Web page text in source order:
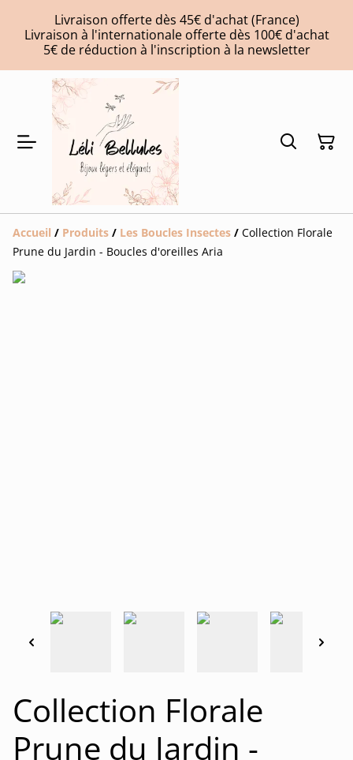
Livraison offerte dès 45€ d'achat (France)
Livraison à l'internationale offerte dès 100€ d'achat
5€ de réduction à l'inscription à la newsletter
Accueil / Produits / Les Boucles Insectes / Collection Florale
Prune du Jardin - Boucles d'oreilles Aria
Collection Florale
Prune du Jardin -